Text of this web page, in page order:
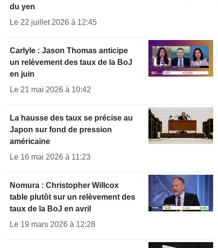
du yen
Le 22 juillet 2026 à 12:45
Carlyle : Jason Thomas anticipe
un relèvement des taux de la BoJ
en juin
Le 21 mai 2026 à 10:42
La hausse des taux se précise au
Japon sur fond de pression
américaine
Le 16 mai 2026 à 11:23
Nomura : Christopher Willcox
table plutôt sur un relèvement des
taux de la BoJ en avril
Le 19 mars 2026 à 12:28